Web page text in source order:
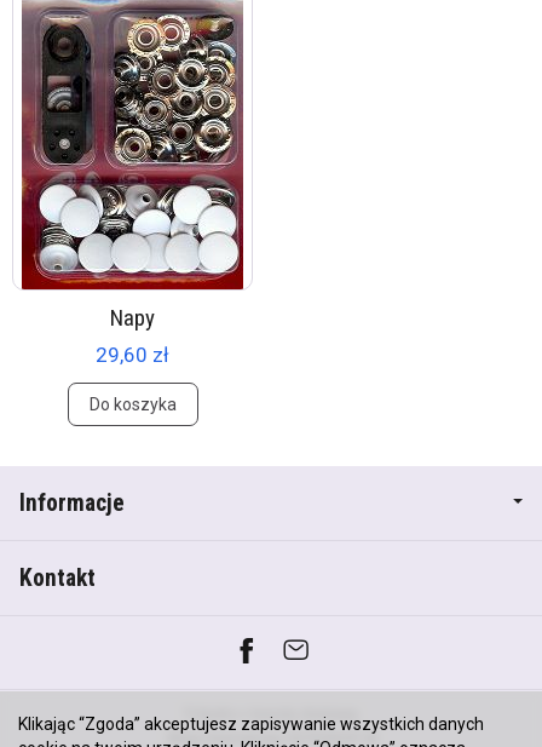
Napy
29,60 zł
Do koszyka
Informacje
Kontakt
*) brutto +
koszty dostawy
Sklep internetowy SOTESHOP AI
Klikając “Zgoda” akceptujesz zapisywanie wszystkich danych